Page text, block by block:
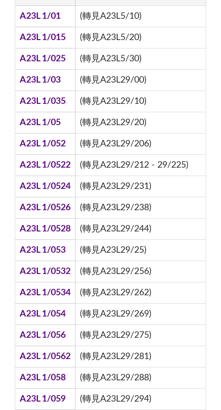
A23L 1/01 (轉見A23L5/10)
A23L 1/015 (轉見A23L5/20)
A23L 1/025 (轉見A23L5/30)
A23L 1/03 (轉見A23L29/00)
A23L 1/035 (轉見A23L29/10)
A23L 1/05 (轉見A23L29/20)
A23L 1/052 (轉見A23L29/206)
A23L 1/0522 (轉見A23L29/212 - 29/225)
A23L 1/0524 (轉見A23L29/231)
A23L 1/0526 (轉見A23L29/238)
A23L 1/0528 (轉見A23L29/244)
A23L 1/053 (轉見A23L29/25)
A23L 1/0532 (轉見A23L29/256)
A23L 1/0534 (轉見A23L29/262)
A23L 1/054 (轉見A23L29/269)
A23L 1/056 (轉見A23L29/275)
A23L 1/0562 (轉見A23L29/281)
A23L 1/058 (轉見A23L29/288)
A23L 1/059 (轉見A23L29/294)